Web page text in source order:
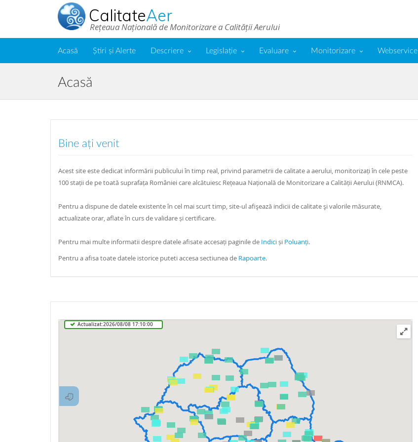
CalitateAer
Rețeaua Națională de Monitorizare a Calității Aerului
Acasă Știri și Alerte Descriere Legislație Evaluare Monitorizare Webservice
Acasă
Bine ați venit
Acest site este dedicat informării publicului în timp real, privind parametrii de calitate a aerului, monitorizați în cele peste
100 stații de pe toată suprafața României care alcătuiesc Rețeaua Națională de Monitorizare a Calității Aerului (RNMCA).
Pentru a dispune de datele existente în cel mai scurt timp, site-ul afişează indicii de calitate şi valorile măsurate,
actualizate orar, aflate în curs de validare și certificare.
Pentru mai multe informatii despre datele afisate accesați paginile de Indiciși Poluanți.
Pentru a afisa toate datele istorice puteti accesa sectiunea de Rapoarte.
Actualizat:2026/08/08 17:10:00
